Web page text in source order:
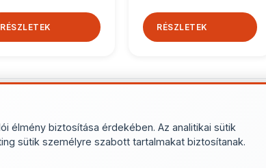
élmény biztosítása érdekében. Az analitikai sütik
sütik személyre szabott tartalmakat biztosítanak.
RÉSZLETEK RÉSZLETEK
További